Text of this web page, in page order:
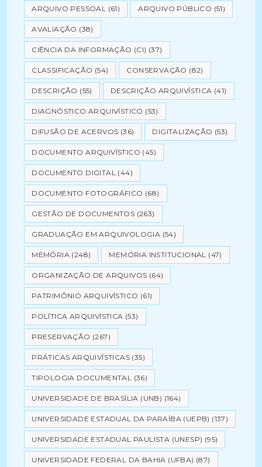
ARQUIVO PESSOAL (61) ARQUIVO PÚBLICO (51)
AVALIAÇÃO (38)
CIÊNCIA DA INFORMAÇÃO (CI) (37)
CLASSIFICAÇÃO (54) CONSERVAÇÃO (82)
DESCRIÇÃO (55) DESCRIÇÃO ARQUIVÍSTICA (41)
DIAGNÓSTICO ARQUIVÍSTICO (53)
DIFUSÃO DE ACERVOS (36) DIGITALIZAÇÃO (53)
DOCUMENTO ARQUIVÍSTICO (45)
DOCUMENTO DIGITAL (44)
DOCUMENTO FOTOGRÁFICO (68)
GESTÃO DE DOCUMENTOS (263)
GRADUAÇÃO EM ARQUIVOLOGIA (54)
MEMÓRIA (248) MEMÓRIA INSTITUCIONAL (47)
ORGANIZAÇÃO DE ARQUIVOS (64)
PATRIMÔNIO ARQUIVÍSTICO (61)
POLÍTICA ARQUIVÍSTICA (53)
PRESERVAÇÃO (267)
PRÁTICAS ARQUIVÍSTICAS (35)
TIPOLOGIA DOCUMENTAL (36)
UNIVERSIDADE DE BRASÍLIA (UNB) (164)
UNIVERSIDADE ESTADUAL DA PARAÍBA (UEPB) (137)
UNIVERSIDADE ESTADUAL PAULISTA (UNESP) (95)
UNIVERSIDADE FEDERAL DA BAHIA (UFBA) (87)